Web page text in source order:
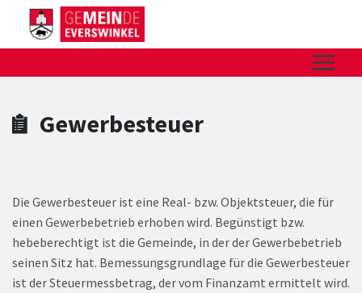
Zum Header
Zum Hauptinhalt
Zum Footer
Zum Hauptinhalt springen
Gewerbesteuer
Die Gewerbesteuer ist eine Real- bzw. Objektsteuer, die für
einen Gewerbebetrieb erhoben wird. Begünstigt bzw.
hebeberechtigt ist die Gemeinde, in der der Gewerbebetrieb
seinen Sitz hat. Bemessungsgrundlage für die Gewerbesteuer
ist der Steuermessbetrag, der vom Finanzamt ermittelt wird.